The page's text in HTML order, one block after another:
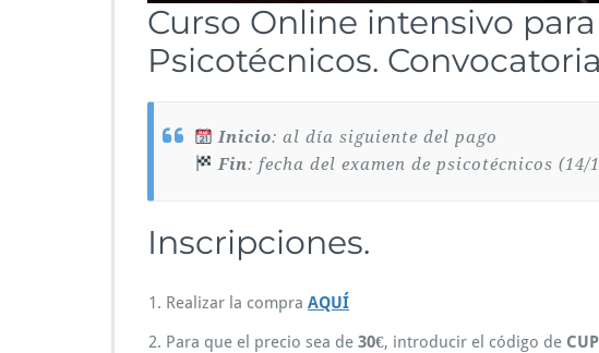
Curso Online intensivo
Psicotécnicos.
Inicio: al día siguiente del pago
Fin: fecha del examen de psicotécnicos (14/
Inscripciones.
Realizar la compra AQUÍ
Para que el precio sea de 30€, introducir el código de